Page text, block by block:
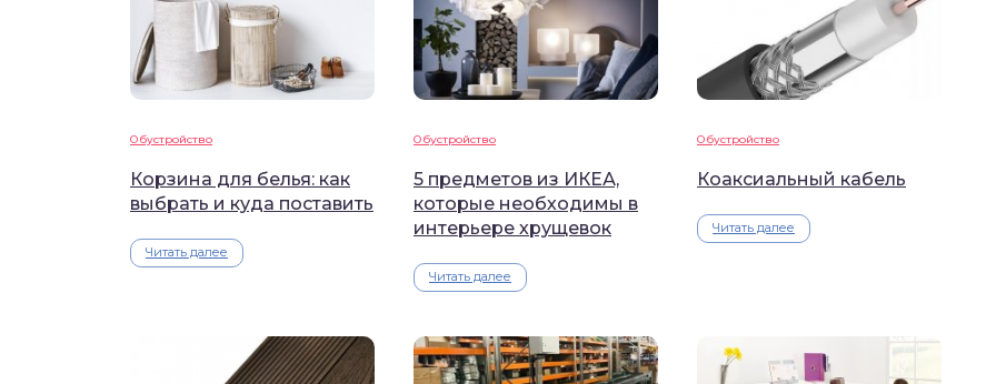
Обустройство
Корзина для белья: как
выбрать и куда поставить
Читать далее
Обустройство
5 предметов из ИКЕА,
которые необходимы в
интерьере хрущевок
Читать далее
Обустройство
Коаксиальный кабель
Читать далее